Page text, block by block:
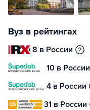
Вуз в рейтингах
8 в России
10 в России
4 в России
31 в России